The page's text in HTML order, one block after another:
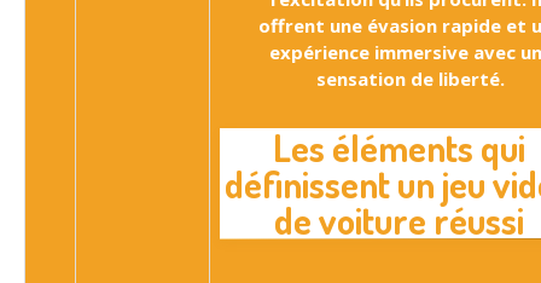
offrent une évasion rapide et
expérience immersive avec
sensation de liberté.
Les éléments qui
définissent un jeu
de voiture réussi